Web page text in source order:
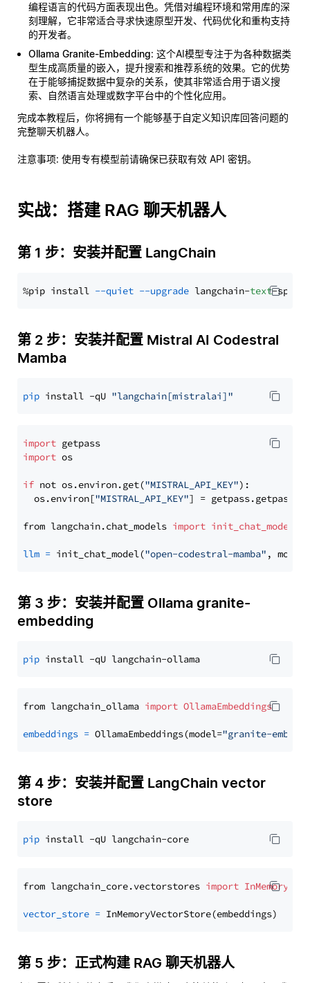
编程语言的代码方面表现出色。凭借对编程环境和常用库的深
刻理解，它非常适合寻求快速原型开发、代码优化和重构支持
的开发者。
Ollama Granite-Embedding: 这个AI模型专注于为各种数据类
型生成高质量的嵌入，提升搜索和推荐系统的效果。它的优势
在于能够捕捉数据中复杂的关系，使其非常适合用于语义搜
索、自然语言处理或数字平台中的个性化应用。
完成本教程后，你将拥有一个能够基于自定义知识库回答问题的
完整聊天机器人。
注意事项: 使用专有模型前请确保已获取有效 API 密钥。
实战：搭建 RAG 聊天机器人
第 1 步：安装并配置 LangChain
%pip install --quiet --upgrade langchain-text
第 2 步：安装并配置 Mistral AI Codestral
Mamba
pip install -qU "langchain[mistralai]"
import
import os
if not os.environ.get("MISTRAL_API_KEY"):
  os.environ[
"MISTRAL_API_KEY"] = getpass.getpass(
from langchain.chat_models import init_chat_model
llm = init_chat_model("open-codestral-mamba" ,
第 3 步：安装并配置 Ollama granite-
embedding
pip
from langchain_ollama import OllamaEmbeddings
embeddings = OllamaEmbeddings(model="granite-
第 4 步：安装并配置 LangChain vector
store
pip
from langchain_core.vectorstores import
vector_store =
第 5 步：正式构建 RAG 聊天机器人